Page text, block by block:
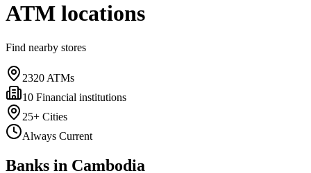
ATM locations
Find nearby stores
2320 ATMs
10 Financial institutions
25+ Cities
Always Current
Banks in Cambodia